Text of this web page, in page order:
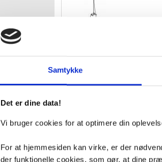
Samtykke
Det er dine data!
Vi bruger cookies for at optimere din
For at hjemmesiden kan virke, er der
der funktionelle cookies, som gør, at dine
Grohe
tud - Mat